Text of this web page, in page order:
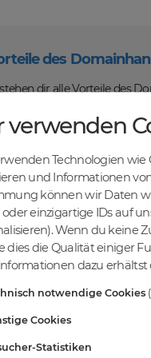
des
dir alle Vorteile des
kaufen,
Abwicklung und sicheren
Online-Erfolg mit
Schlüssel zum Online-
deine Zielgruppe gezielt
zu steigern.
vielfältigen
du eine breite
Möglichkeiten,
Gemeinsam
verwenden
Technologien wie
und Informationen
können wir Daten
einzigartige IDs auf
Wenn du keine
dies die Qualität einiger
dazu erhältst
notwendige Cookies
Cookies
Statistiken